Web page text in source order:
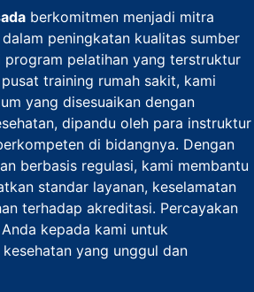
berkomitmen menjadi mitra
peningkatan kualitas sumber
program pelatihan yang terstruktur
training rumah sakit, kami
yang disesuaikan dengan
dipandu oleh para instruktur
di bidangnya. Dengan
berbasis regulasi, kami membantu
standar layanan, keselamatan
terhadap akreditasi. Percayakan
kepada kami untuk
yang unggul dan